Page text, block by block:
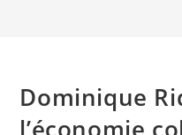
Dominique